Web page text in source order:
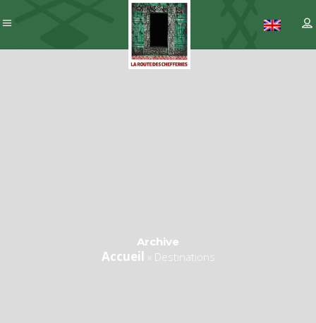
Archive
Accueil » Destinations